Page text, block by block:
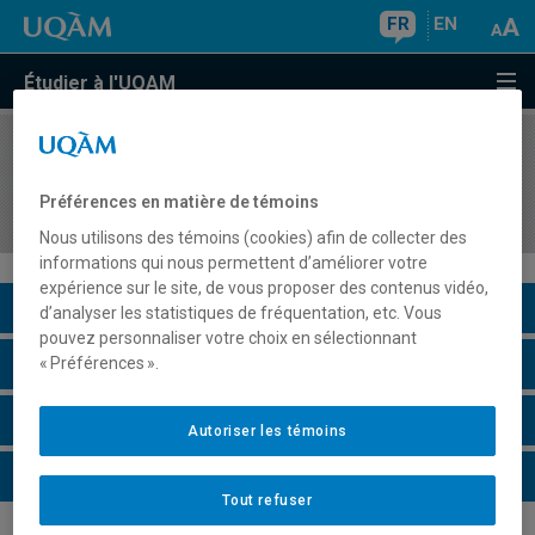
FR EN
Étudier à l'UQAM
COURS//
Description du cours
Horaire - Été 2026
Horaire - Automne 2026
Horaire - Hiver 2027
Préférences en matière de témoins
Nous utilisons des témoins (cookies) afin de collecter des
informations qui nous permettent d’améliorer votre
expérience sur le site, de vous proposer des contenus vidéo,
d’analyser les statistiques de fréquentation, etc. Vous
pouvez personnaliser votre choix en sélectionnant
« Préférences ».
Tout refuser
Autoriser les témoins